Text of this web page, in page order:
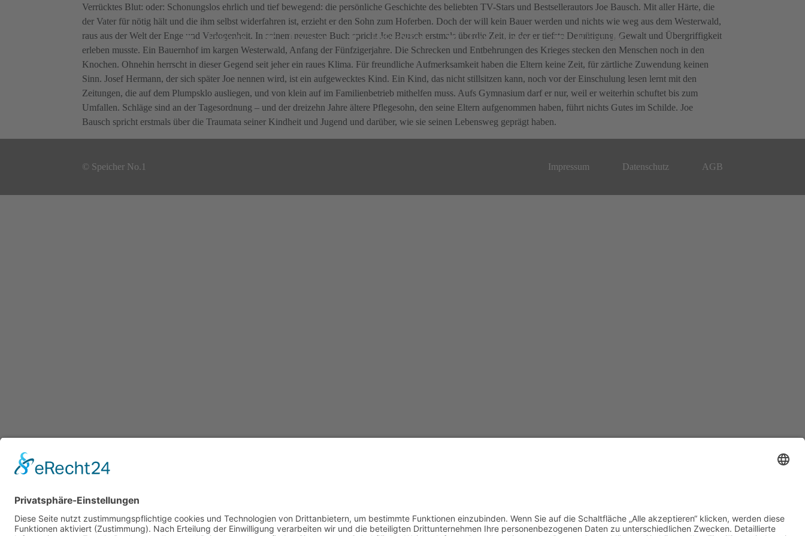
Events Lecker Erkunden Gutscheine Kontakt
Verrücktes Blut: oder: Schonungslos ehrlich und tief bewegend: die persönliche Geschichte des beliebten TV-Stars und Bestsellerautors Joe Bausch. Mit aller Härte, die
der Vater für nötig hält und die ihm selbst widerfahren ist, erzieht er den Sohn zum Hoferben. Doch der will kein Bauer werden und nichts wie weg aus dem Westerwald,
raus aus der Welt der Enge und Verlogenheit. In seinem neuesten Buch spricht Joe Bausch erstmals überdie Zeit, in der er tiefste Demütigung, Gewalt und Übergriffigkeit
erleben musste. Ein Bauernhof im kargen Westerwald, Anfang der Fünfzigerjahre. Die Schrecken und Entbehrungen des Krieges stecken den Menschen noch in den
Knochen. Ohnehin herrscht in dieser Gegend seit jeher ein raues Klima. Für freundliche Aufmerksamkeit haben die Eltern keine Zeit, für zärtliche Zuwendung keinen
Sinn. Josef Hermann, der sich später Joe nennen wird, ist ein aufgewecktes Kind. Ein Kind, das nicht stillsitzen kann, noch vor der Einschulung lesen lernt mit den
Zeitungen, die auf dem Plumpsklo ausliegen, und von klein auf im Familienbetrieb mithelfen muss. Aufs Gymnasium darf er nur, weil er weiterhin schuftet bis zum
Umfallen. Schläge sind an der Tagesordnung – und der dreizehn Jahre ältere Pflegesohn, den seine Eltern aufgenommen haben, führt nichts Gutes im Schilde. Joe
Bausch spricht erstmals über die Traumata seiner Kindheit und Jugend und darüber, wie sie seinen Lebensweg geprägt haben.
© Speicher No.1 Impressum Datenschutz AGB